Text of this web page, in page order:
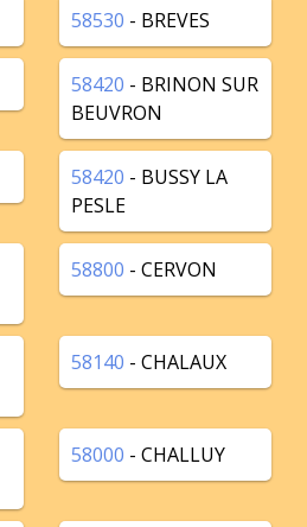
58530 - BREVES
58420 - BRINON SUR
BEUVRON
58420 - BUSSY LA
PESLE
58800 - CERVON
58140 - CHALAUX
58000 - CHALLUY